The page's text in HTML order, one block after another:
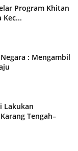
Program Khitan
Kec...
: Mengambil
Lakukan
Tengah–